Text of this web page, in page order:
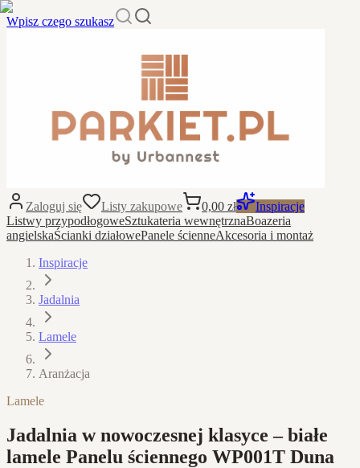
Wpisz czego szukasz
Zaloguj się Listy zakupowe 0,00 zł
Inspiracje
Listwy przypodłogoweSztukateria wewnętrznaBoazeria
angielskaŚcianki działowePanele ścienneAkcesoria i montaż
Inspiracje
Jadalnia
Lamele
Aranżacja
Lamele
Jadalnia w nowoczesnej klasyce – białe
lamele Panelu ściennego WP001T Duna